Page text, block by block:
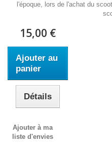
l'époque, lors de l'achat du
15,00 €
Ajouter au
panier
Détails
Ajouter à ma
liste d'envies